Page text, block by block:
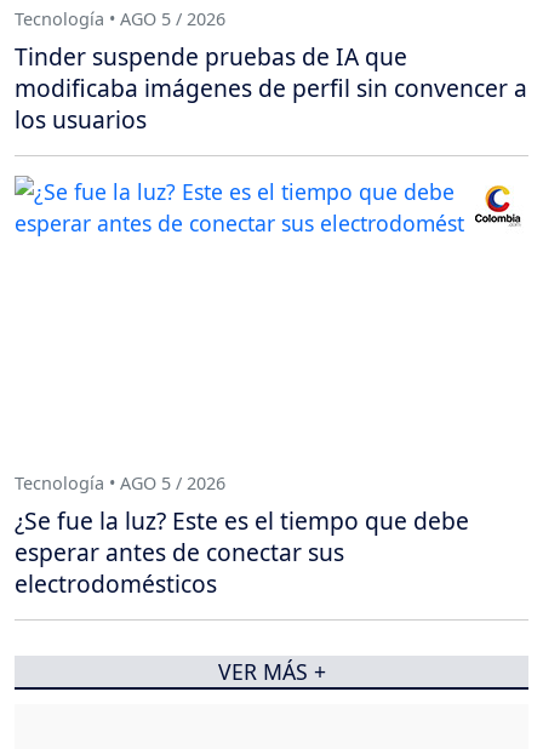
Tecnología • AGO 5 / 2026
Tinder suspende pruebas de IA que
modificaba imágenes de perfil sin convencer a
los usuarios
Tecnología • AGO 5 / 2026
¿Se fue la luz? Este es el tiempo que debe
esperar antes de conectar sus
electrodomésticos
VER MÁS +